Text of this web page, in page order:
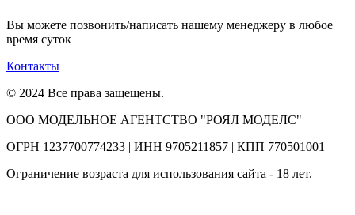
Вы можете позвонить/написать нашему менеджеру в любое
время суток
Контакты
© 2024 Все права защещены.
ООО МОДЕЛЬНОЕ АГЕНТСТВО "РОЯЛ МОДЕЛС"
ОГРН 1237700774233 | ИНН 9705211857 | КПП 770501001
Ограничение возраста для использования сайта - 18 лет.